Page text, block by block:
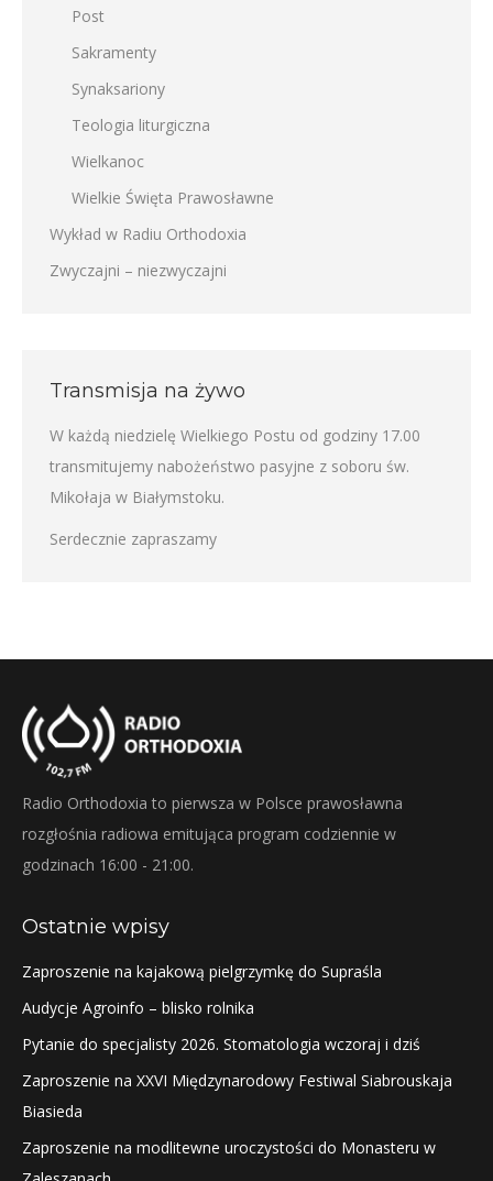
Post
Sakramenty
Synaksariony
Teologia liturgiczna
Wielkanoc
Wielkie Święta Prawosławne
Wykład w Radiu Orthodoxia
Zwyczajni – niezwyczajni
Transmisja na żywo
W każdą niedzielę Wielkiego Postu od godziny 17.00
transmitujemy nabożeństwo pasyjne z soboru św.
Mikołaja w Białymstoku.
Serdecznie zapraszamy
Radio Orthodoxia to pierwsza w Polsce prawosławna
rozgłośnia radiowa emitująca program codziennie w
godzinach 16:00 - 21:00.
Ostatnie wpisy
Zaproszenie na kajakową pielgrzymkę do Supraśla
Audycje Agroinfo – blisko rolnika
Pytanie do specjalisty 2026. Stomatologia wczoraj i dziś
Zaproszenie na XXVI Międzynarodowy Festiwal Siabrouskaja
Biasieda
Zaproszenie na modlitewne uroczystości do Monasteru w